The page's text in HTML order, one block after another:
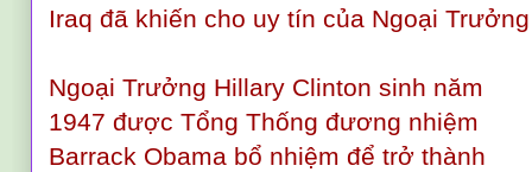
Iraq đã khiến cho uy tín của Ngoại
Ngoại Trưởng Hillary Clinton sinh năm
1947 được Tổng Thống đương nhiệm
Barrack Obama bổ nhiệm để trở thành